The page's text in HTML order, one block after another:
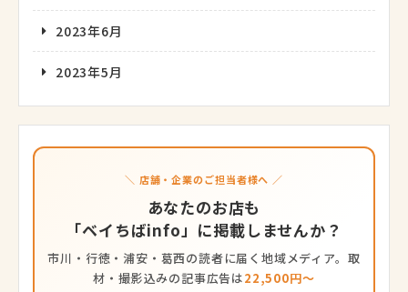
2023年6月
2023年5月
＼ 店舗・企業のご担当者様へ ／
あなたのお店も
「ベイちばinfo」に掲載しませんか？
市川・行徳・浦安・葛西の読者に届く地域メディア。取
材・撮影込みの記事広告は22,500円〜